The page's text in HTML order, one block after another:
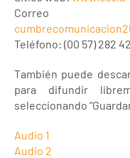
Correo
Teléfono: (00 57) 282
También puede
para difundir
seleccionando
Audio 1
Audio 2